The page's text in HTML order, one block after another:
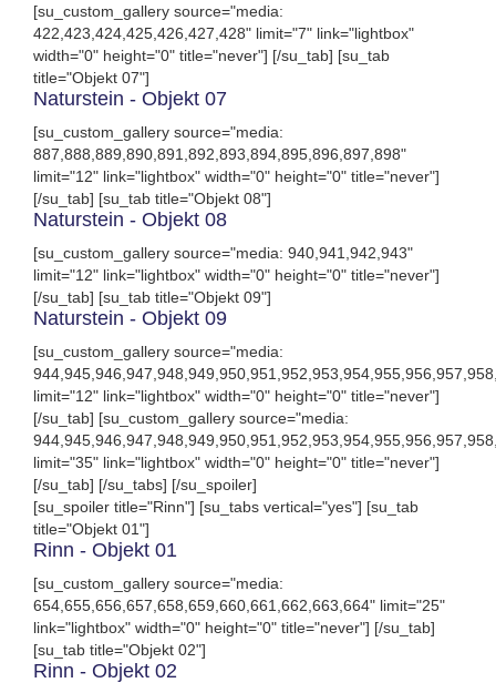
[su_custom_gallery source="media:
422,423,424,425,426,427,428" limit="7" link="lightbox"
width="0" height="0" title="never"] [/su_tab] [su_tab
title="Objekt 07"]
Naturstein - Objekt 07
[su_custom_gallery source="media:
887,888,889,890,891,892,893,894,895,896,897,898"
limit="12" link="lightbox" width="0" height="0" title="never"]
[/su_tab] [su_tab title="Objekt 08"]
Naturstein - Objekt 08
[su_custom_gallery source="media: 940,941,942,943"
limit="12" link="lightbox" width="0" height="0" title="never"]
[/su_tab] [su_tab title="Objekt 09"]
Naturstein - Objekt 09
[su_custom_gallery source="media:
limit="12" link="lightbox" width="0" height="0" title="never"]
[/su_tab] [su_custom_gallery source="media:
limit="35" link="lightbox" width="0" height="0" title="never"]
[/su_tab] [/su_tabs] [/su_spoiler]
[su_spoiler title="Rinn"] [su_tabs vertical="yes"] [su_tab
title="Objekt 01"]
Rinn - Objekt 01
[su_custom_gallery source="media:
654,655,656,657,658,659,660,661,662,663,664" limit="25"
link="lightbox" width="0" height="0" title="never"] [/su_tab]
[su_tab title="Objekt 02"]
Rinn - Objekt 02